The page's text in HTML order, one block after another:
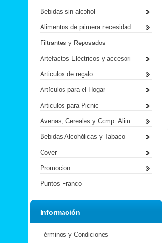
Bebidas sin alcohol
Alimentos de primera necesidad
Filtrantes y Reposados
Artefactos Eléctricos y accesori
Articulos de regalo
Artículos para el Hogar
Articulos para Picnic
Avenas, Cereales y Comp. Alim.
Bebidas Alcohólicas y Tabaco
Cover
Promocion
Puntos Franco
Información
Términos y Condiciones